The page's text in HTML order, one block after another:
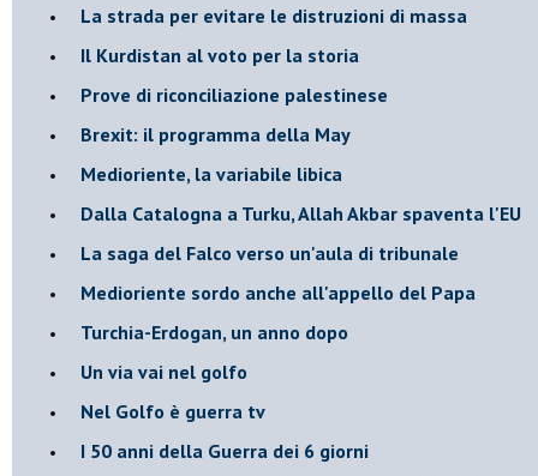
La strada per evitare le distruzioni di massa
Il Kurdistan al voto per la storia
Prove di riconciliazione palestinese
Brexit: il programma della May
Medioriente, la variabile libica
Dalla Catalogna a Turku, Allah Akbar spaventa l'EU
La saga del Falco verso un'aula di tribunale
Medioriente sordo anche all'appello del Papa
Turchia-Erdogan, un anno dopo
Un via vai nel golfo
Nel Golfo è guerra tv
I 50 anni della Guerra dei 6 giorni